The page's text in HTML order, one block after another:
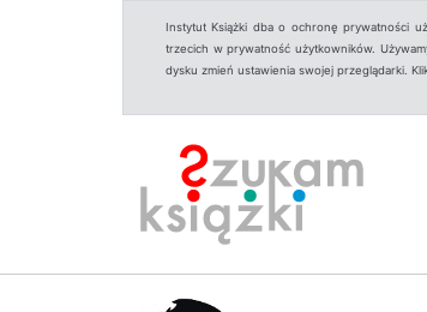
Instytut Książki dba o ochronę prywatności
trzecich w prywatność użytkowników.
dysku zmień ustawienia swojej przeglądarki.